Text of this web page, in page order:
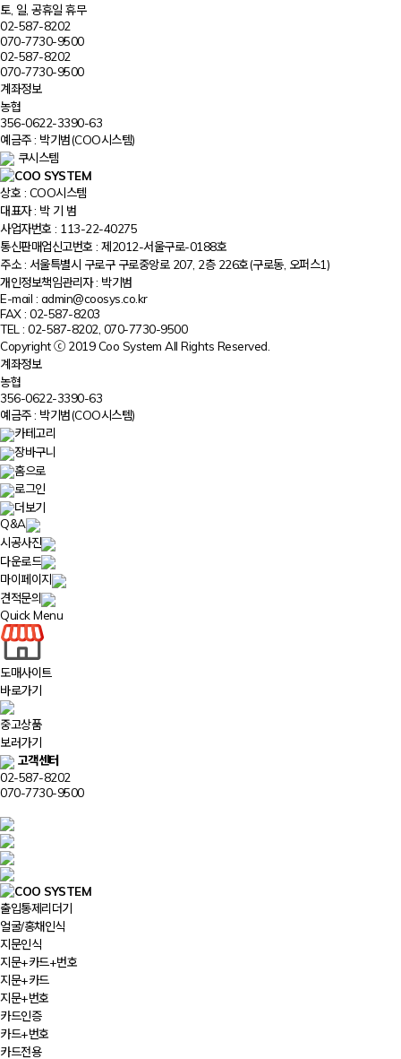
토, 일, 공휴일 휴무
02-587-8202
070-7730-9500
02-587-8202
070-7730-9500
계좌정보
농협
356-0622-3390-63
예금주 : 박기범(COO시스템)
쿠시스템
상호 : COO시스템
대표자 : 박 기 범
사업자번호 : 113-22-40275
통신판매업신고번호 : 제2012-서울구로-0188호
주소 : 서울특별시 구로구 구로중앙로 207, 2층 226호(구로동, 오퍼스1)
개인정보책임관리자 : 박기범
E-mail : admin@coosys.co.kr
FAX : 02-587-8203
TEL : 02-587-8202, 070-7730-9500
Copyright ⓒ 2019 Coo System All Rights Reserved.
계좌정보
농협
356-0622-3390-63
예금주 : 박기범(COO시스템)
카테고리
장바구니
홈으로
로그인
더보기
Q&A
시공사진
다운로드
마이페이지
견적문의
Quick Menu
도매사이트
바로가기
중고상품
보러가기
고객센터
02-587-8202
070-7730-9500
출입통제리더기
얼굴/홍채인식
지문인식
지문+카드+번호
지문+카드
지문+번호
카드인증
카드+번호
카드전용